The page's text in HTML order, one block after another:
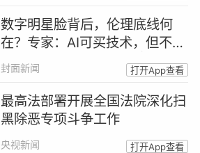
数字明星脸背后，伦理底线何
在？专家：AI可买技术，但不能
买人格丨AI明星脸来了②
封面新闻 打开App查看
最高法部署开展全国法院深化扫
黑除恶专项斗争工作
央视新闻 打开App查看